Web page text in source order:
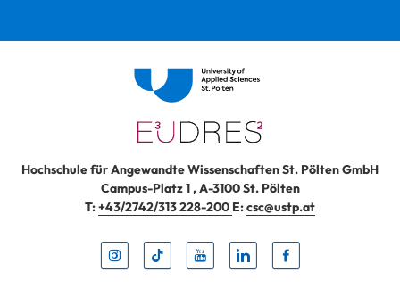
Hochschule für Angewandte Wissenschaften St. Pölten GmbH
Campus-Platz 1,A-3100St. Pölten
T:+43/2742/313 228-200 E:csc@ustp.at